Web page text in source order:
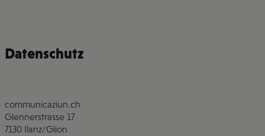
Datenschutz
communicaziun.ch
Glennerstrasse 17
7130 Ilanz/Glion